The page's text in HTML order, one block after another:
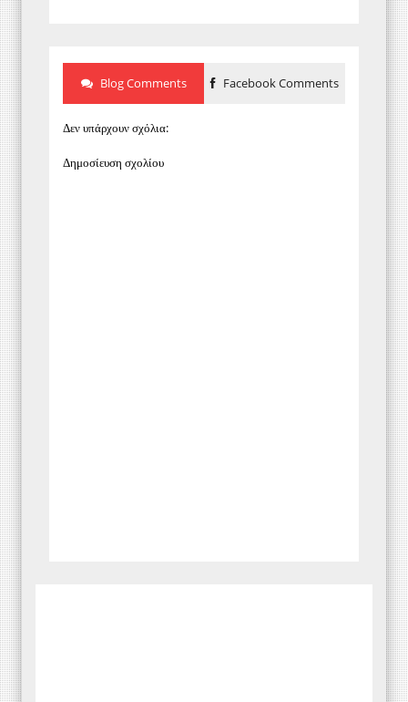
Blog Comments Facebook Comments
Δεν υπάρχουν σχόλια:
Δημοσίευση σχολίου